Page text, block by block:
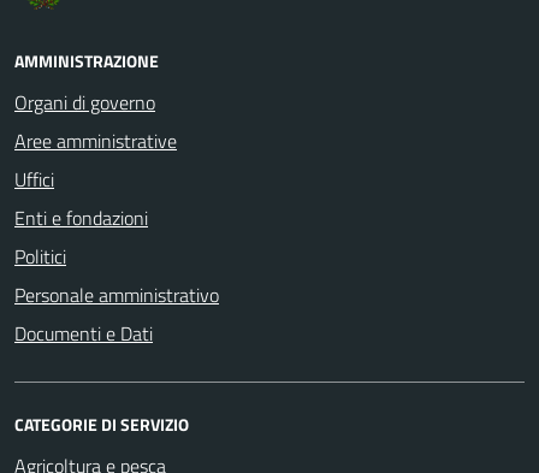
AMMINISTRAZIONE
Organi di governo
Aree amministrative
Uffici
Enti e fondazioni
Politici
Personale amministrativo
Documenti e Dati
CATEGORIE DI SERVIZIO
Agricoltura e pesca